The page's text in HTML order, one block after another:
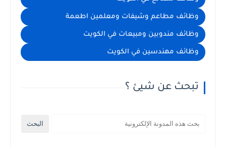
وظائف مطاعم وشيفات ومعلمين اطعمة
وظائف مندوبين ومبيعات في الكويت
وظائف مهندسين في الكويت
تبحث عن شيئ ؟